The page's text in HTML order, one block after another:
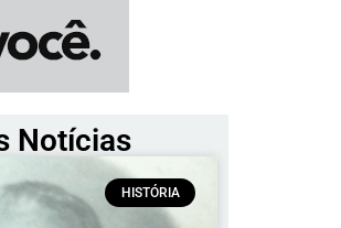
Notícias
HISTÓRIA